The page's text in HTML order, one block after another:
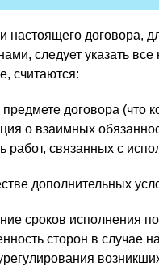
настоящего договора,
следует указать
считаются:
договора (что
о взаимных
работ, связанных с
дополнительных
сроков исполнения
сторон в случае